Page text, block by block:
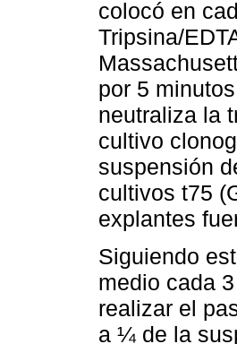
colocó en
Tripsina/
por 5
neutraliza la
cultivo
suspensión
cultivos t75
explantes
Siguiendo
medio cada
realizar el
a ¼ de la